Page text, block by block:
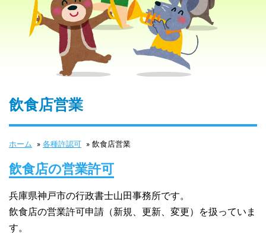
飲食店営業
ホーム » 各種許認可 » 飲食店営業
飲食店の営業許可
兵庫県神戸市の行政書士山田事務所です。
飲食店の営業許可申請（新規、更新、変更）を扱っていま
す。